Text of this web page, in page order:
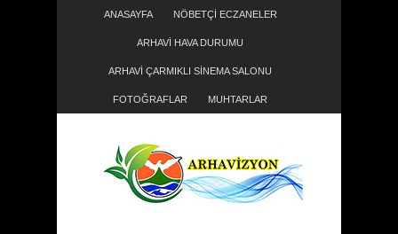
ANASAYFA NÖBETÇİ ECZANELER
ARHAVİ HAVA DURUMU
ARHAVİ ÇARMIKLI SİNEMA SALONU
FOTOĞRAFLAR MUHTARLAR